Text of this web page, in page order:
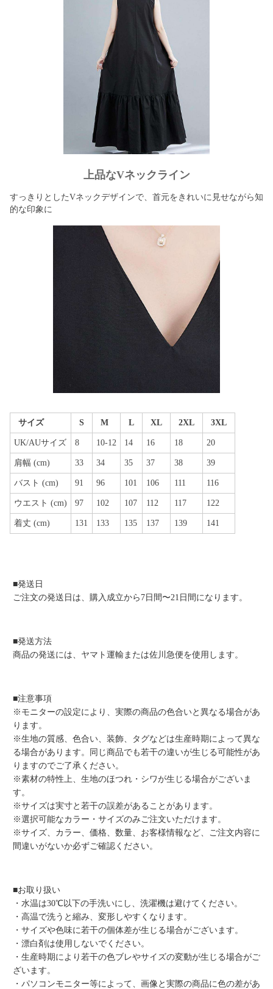
上品なVネックライン
すっきりとしたVネックデザインで、首元をきれいに見せながら知
的な印象に
サイズ S M L XL 2XL 3XL
UK/AUサイズ 8 10-12 14 16 18 20
肩幅 (cm) 33 34 35 37 38 39
バスト (cm) 91 96 101 106 111 116
ウエスト (cm) 97 102 107 112 117 122
着丈 (cm) 131 133 135 137 139 141
■発送日
ご注文の発送日は、購入成立から7日間〜21日間になります。
■発送方法
商品の発送には、ヤマト運輸または佐川急便を使用します。
■注意事項
※モニターの設定により、実際の商品の色合いと異なる場合があ
ります。
※生地の質感、色合い、装飾、タグなどは生産時期によって異な
る場合があります。同じ商品でも若干の違いが生じる可能性があ
りますのでご了承ください。
※素材の特性上、生地のほつれ・シワが生じる場合がございま
す。
※サイズは実寸と若干の誤差があることがあります。
※選択可能なカラー・サイズのみご注文いただけます。
※サイズ、カラー、価格、数量、お客様情報など、ご注文内容に
間違いがないか必ずご確認ください。
■お取り扱い
・水温は30℃以下の手洗いにし、洗濯機は避けてください。
・高温で洗うと縮み、変形しやすくなります。
・サイズや色味に若干の個体差が生じる場合がございます。
・漂白剤は使用しないでください。
・生産時期により若干の色ブレやサイズの変動が生じる場合がご
ざいます。
・パソコンモニター等によって、画像と実際の商品に色の差があ